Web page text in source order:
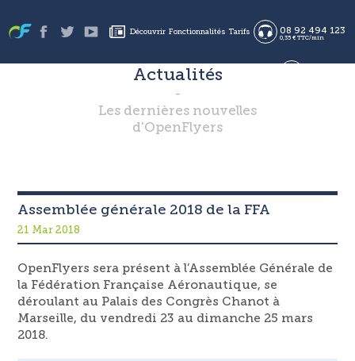
Découvrir Fonctionnalités Tarifs 08 92 494 123
0,35 € TTC/min
es
fr
Actualités
Les dernières nouvelles
d'OpenFlyers
Assemblée générale 2018 de la FFA
21 Mar 2018
OpenFlyers sera présent à l’Assemblée Générale de
la Fédération Française Aéronautique, se
déroulant au Palais des Congrès Chanot à
Marseille, du vendredi 23 au dimanche 25 mars
2018.